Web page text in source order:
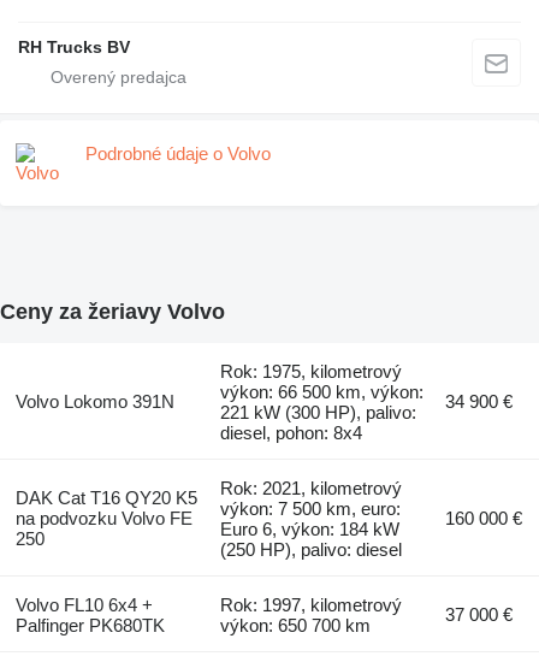
RH Trucks BV
Podrobné údaje o Volvo
Ceny za žeriavy Volvo
Volvo Lokomo 391N
Rok: 1975, kilometrový
výkon: 66 500 km, výkon:
221 kW (300 HP), palivo:
diesel, pohon: 8x4
34 900 €
DAK Cat T16 QY20 K5
na podvozku Volvo FE
250
Rok: 2021, kilometrový
výkon: 7 500 km, euro:
Euro 6, výkon: 184 kW
(250 HP), palivo: diesel
160 000 €
Volvo FL10 6x4 +
Palfinger PK680TK
Rok: 1997, kilometrový
výkon: 650 700 km
37 000 €